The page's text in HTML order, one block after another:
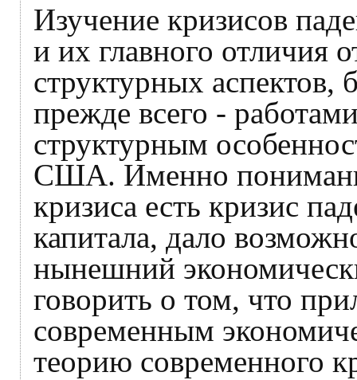
Изучение кризисов
и их главного отличия
структурных аспектов,
прежде всего -
структурным
США. Именно
кризиса есть кризис
капитала, дало
нынешний
говорить о том, что
современным
теорию современного